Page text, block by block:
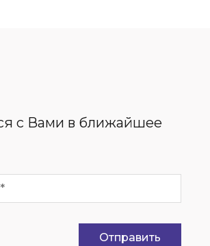
с Вами в ближайшее
Отправить